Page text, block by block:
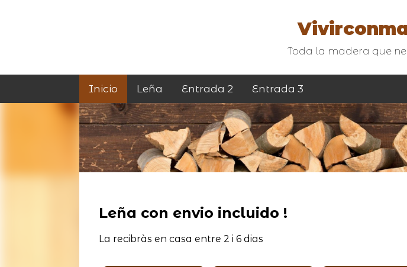
Toda la madera que
Inicio Leña Entrada 2 Entrada 3
Leña con envio incluido !
La recibràs en casa entre 2 i 6 dias